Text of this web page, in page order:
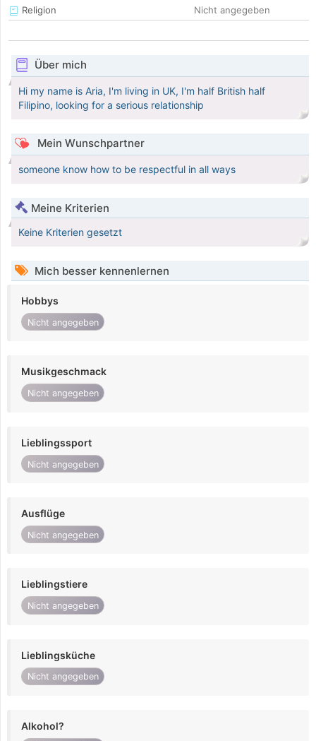
Religion
Nicht angegeben
Über mich
Hi my name is Aria, I'm living in UK, I'm half British half
Filipino, looking for a serious relationship
Mein Wunschpartner
someone know how to be respectful in all ways
Meine Kriterien
Keine Kriterien gesetzt
Mich besser kennenlernen
Hobbys
Nicht angegeben
Musikgeschmack
Nicht angegeben
Lieblingssport
Nicht angegeben
Ausflüge
Nicht angegeben
Lieblingstiere
Nicht angegeben
Lieblingsküche
Nicht angegeben
Alkohol?